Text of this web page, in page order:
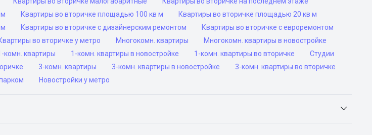
Квартиры во вторичке площадью 100 кв м
Квартиры во вторичке площадью 20 кв м
Квартиры во вторичке с дизайнерским ремонтом
Квартиры во вторичке с евроремонтом
во вторичке у метро Многокомн. квартиры
Многокомн. квартиры в новостройке
комн. квартиры 1-комн. квартиры в новостройке 1-комн. квартиры во вторичке
Студии
3-комн. квартиры 3-комн. квартиры в новостройке
3-комн. квартиры во вторичке
Новостройки у метро